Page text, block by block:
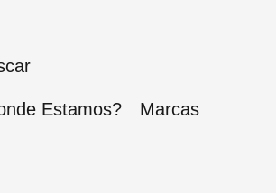
Estamos? Marcas